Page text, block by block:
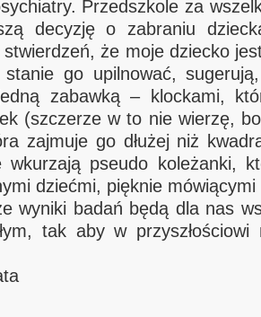
Przedszkole za
decyzję o zabraniu
że moje dziecko
go upilnować,
zabawką – klockami,
(szczerze w to nie wierzę,
zajmuje go dłużej niż
wkurzają pseudo koleżanki,
dziećmi, pięknie
wyniki badań będą dla nas
tak aby w przyszłościowi